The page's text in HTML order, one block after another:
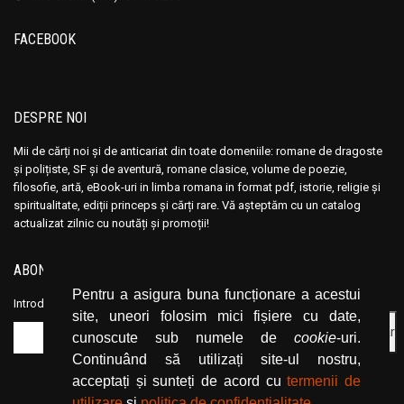
Pentru a asigura buna funcționare a acestui
site, uneori folosim mici fișiere cu date,
cunoscute sub numele de cookie-uri.
Continuând să utilizați site-ul nostru,
acceptați și sunteți de acord cutermenii de
Ana Maria Marin
Anais Nin
Anatolie Panis
Andocide
Andre Bejin
Andre Castelot
Andre Leroi-Gourhan
Andre Malraux
Andre Maurois
Andre Theuriet
Ana Maria Marin
Anais Nin
Anatolie Panis
Andocide
Andre Bejin
Andre Castelot
Andre Leroi-Gourhan
Andre Malraux
Andre Maurois
Andre Theuriet
FACEBOOK
DESPRE NOI
Mii de cărți noi și de anticariat din toate domeniile: romane de dragoste
și polițiste, SF și de aventură, romane clasice, volume de poezie,
filosofie, artă, eBook-uri in limba romana in format pdf, istorie, religie și
spiritualitate, ediții princeps și cărți rare. Vă așteptăm cu un catalog
actualizat zilnic cu noutăți și promoții!
ABONEAZĂ-TE LA NEWSLETTER
Introduceți adresa dvs. de email și dați click pe butonul de abonare.